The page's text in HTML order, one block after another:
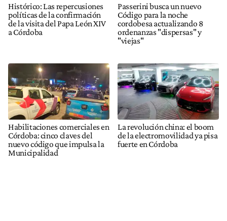
Histórico: Las repercusiones
políticas de la confirmación
de la visita del Papa León XIV
a Córdoba
Passerini busca un nuevo
Código para la noche
cordobesa actualizando 8
ordenanzas "dispersas" y
"viejas"
Habilitaciones comerciales en
Córdoba: cinco claves del
nuevo código que impulsa la
Municipalidad
La revolución china: el boom
de la electromovilidad ya pisa
fuerte en Córdoba